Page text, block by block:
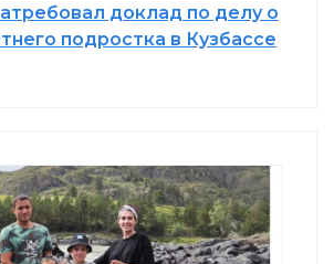
доклад по делу о
подростка в Кузбассе